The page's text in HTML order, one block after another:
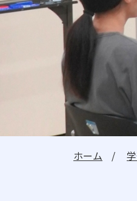
理事長メッセージ
学長メッセージ
教員紹介
教育情報の公開
教職課程の情報公開
ホーム